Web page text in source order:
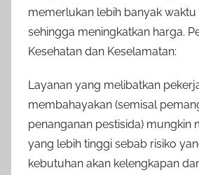
memerlukan lebih banyak waktu
sehingga meningkatkan harga.
Kesehatan dan Keselamatan:
Layanan yang melibatkan
membahayakan (semisal
penanganan pestisida) mungkin
yang lebih tinggi sebab risiko
kebutuhan akan kelengkapan